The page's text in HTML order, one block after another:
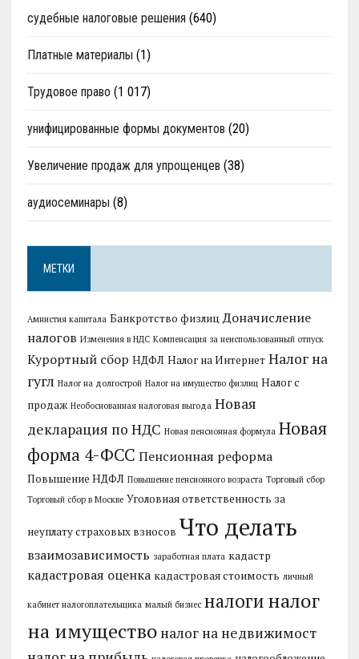
судебные налоговые решения (640)
Платные материалы (1)
Трудовое право (1 017)
унифицированные формы документов (20)
Увеличение продаж для упрощенцев (38)
аудиосеминары (8)
МЕТКИ
Амнистия капитала Банкротство физлиц Доначисление
налогов Изменения в НДС Компенсация за неиспользованный отпуск
Курортный сбор НДФЛ Налог на Интернет Налог на
гугл Налог на долгострой Налог на имущество физлиц Налог с
продаж Необоснованная налоговая выгода Новая
декларация по НДС Новая пенсионная формула Новая
форма 4-ФСС Пенсионная реформа
Повышение НДФЛ Повышение пенсионного возраста Торговый сбор
Торговый сбор в Москве Уголовная ответственность за
неуплату страховых взносов Что делать
взаимозависимость заработная плата кадастр
кадастровая оценка кадастровая стоимость личный
кабинет налогоплательщика малый бизнес налоги налог
на имущество налог на недвижимост